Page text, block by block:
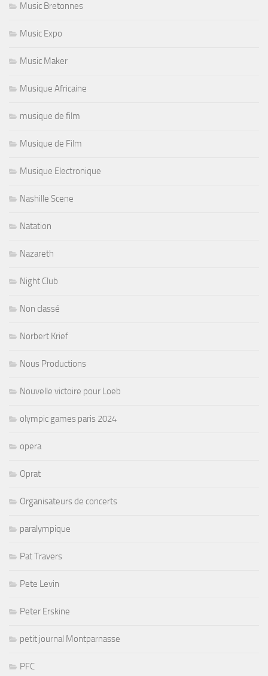
Music Bretonnes
Music Expo
Music Maker
Musique Africaine
musique de film
Musique de Film
Musique Electronique
Nashille Scene
Natation
Nazareth
Night Club
Non classé
Norbert Krief
Nous Productions
Nouvelle victoire pour Loeb
olympic games paris 2024
opera
Oprat
Organisateurs de concerts
paralympique
Pat Travers
Pete Levin
Peter Erskine
petit journal Montparnasse
PFC